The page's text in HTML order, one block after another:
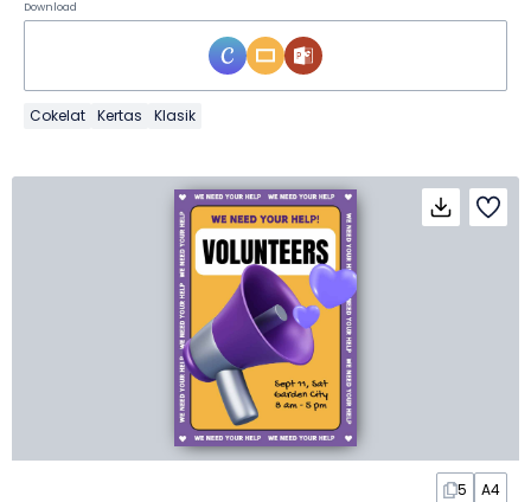
Download
Cokelat Kertas Klasik
5 A4